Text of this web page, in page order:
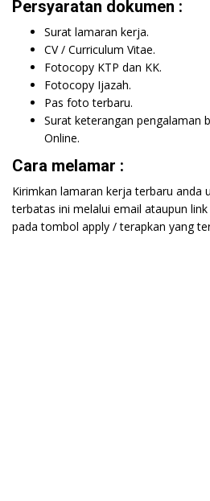
Persyaratan dokumen :
Surat lamaran kerja.
CV / Curriculum Vitae.
Fotocopy KTP dan KK.
Fotocopy Ijazah.
Pas foto terbaru.
Surat keterangan pengalaman
Online.
Cara melamar :
Kirimkan lamaran kerja terbaru anda
terbatas ini melalui email ataupun
pada tombol apply / terapkan yang